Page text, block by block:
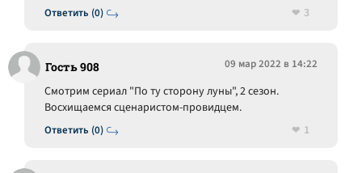
Ответить (0)
3
Гость 908 09 мар 2022 в 14:22
Ответить (0)
Смотрим сериал "По ту сторону луны", 2 сезон.
Восхищаемся сценаристом-провидцем.
1